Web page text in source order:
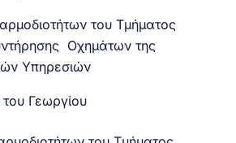
του Τμήματος
Οχημάτων της
Υπηρεσιών
Γεωργίου